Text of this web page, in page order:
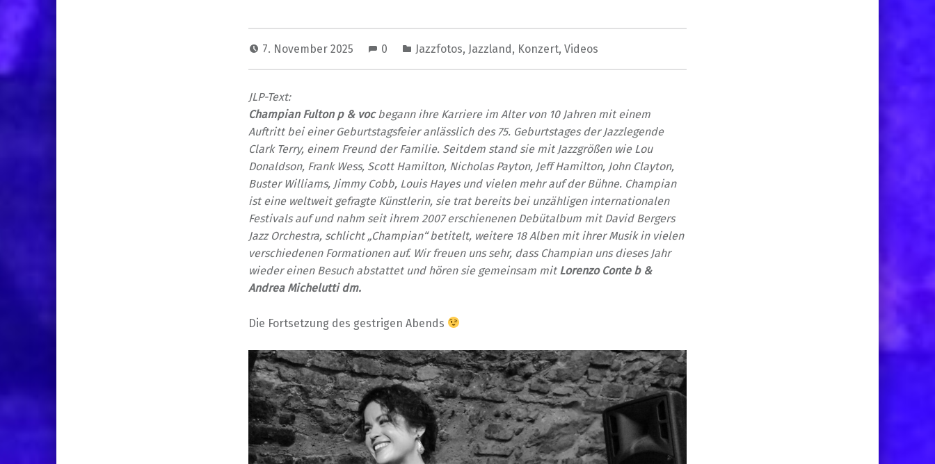
7. November 2025 0 Jazzfotos, Jazzland, Konzert, Videos
JLP-Text:
Champian Fulton p & vocbegann ihre Karriere im Alter von 10 Jahren mit einem
Auftritt bei einer Geburtstagsfeier anlässlich des 75. Geburtstages der Jazzlegende
Clark Terry, einem Freund der Familie. Seitdem stand sie mit Jazzgrößen wie Lou
Donaldson, Frank Wess, Scott Hamilton, Nicholas Payton, Jeff Hamilton, John Clayton,
Buster Williams, Jimmy Cobb, Louis Hayes und vielen mehr auf der Bühne. Champian
ist eine weltweit gefragte Künstlerin, sie trat bereits bei unzähligen internationalen
Festivals auf und nahm seit ihrem 2007 erschienenen Debütalbum mit David Bergers
Jazz Orchestra, schlicht „Champian“ betitelt, weitere 18 Alben mit ihrer Musik in vielen
verschiedenen Formationen auf. Wir freuen uns sehr, dass Champian uns dieses Jahr
wieder einen Besuch abstattet und hören sie gemeinsam mitLorenzo Conte b &
Andrea Michelutti dm.
Die Fortsetzung des gestrigen Abends